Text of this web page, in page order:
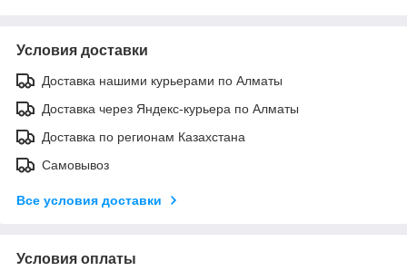
Условия доставки
Доставка нашими курьерами по Алматы
Доставка через Яндекс-курьера по Алматы
Доставка по регионам Казахстана
Самовывоз
Все условия доставки
Условия оплаты